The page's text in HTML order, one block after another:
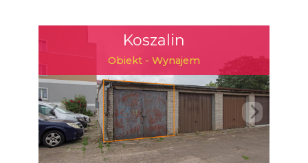
Koszalin
Obiekt - Wynajem